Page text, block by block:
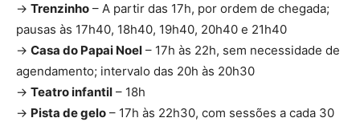
→ Trenzinho – A partir das 17h, por ordem de chegada;
pausas às 17h40, 18h40, 19h40, 20h40 e 21h40
→ Casa do Papai Noel – 17h às 22h, sem necessidade de
agendamento; intervalo das 20h às 20h30
→ Teatro infantil – 18h
→ Pista de gelo – 17h às 22h30, com sessões a cada 30